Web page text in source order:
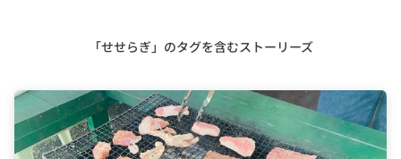
「せせらぎ」のタグを含むストーリーズ